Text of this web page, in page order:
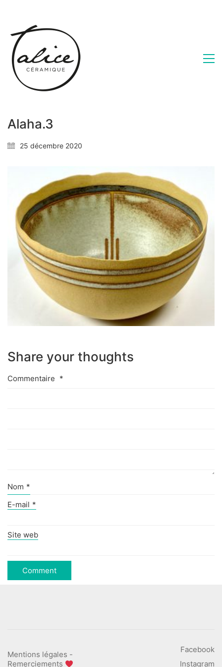
Alaha.3
25 décembre 2020
Share your thoughts
Commentaire *
Nom *
E-mail *
Site web
Facebook
Instagram
Mentions légales -
Remerciements